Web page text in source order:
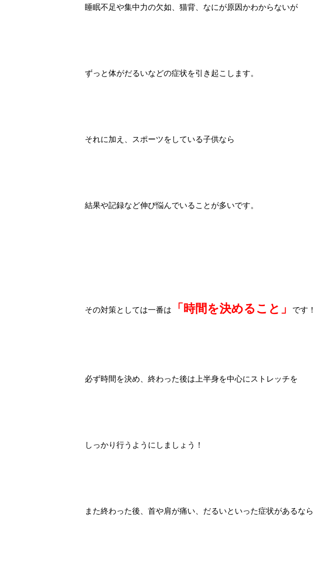
睡眠不足や集中力の欠如、猫背、なにが原因かわからないが
ずっと体がだるいなどの症状を引き起こします。
それに加え、スポーツをしている子供なら
結果や記録など伸び悩んでいることが多いです。
その対策としては一番は 「時間を決めること」 です！
必ず時間を決め、終わった後は上半身を中心にストレッチを
しっかり行うようにしましょう！
また終わった後、首や肩が痛い、だるいといった症状があるなら